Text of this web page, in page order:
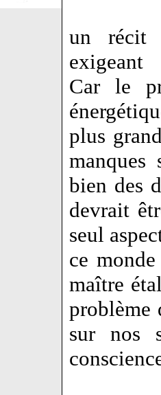
un récit
exigeant
Car le
plus
bien des
devrait
seul
ce
maître
problème
sur nos